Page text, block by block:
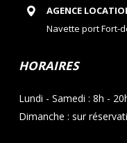
AGENCE
Navette port Fort-
HORAIRES
Lundi - Samedi : 8h -
Dimanche : sur